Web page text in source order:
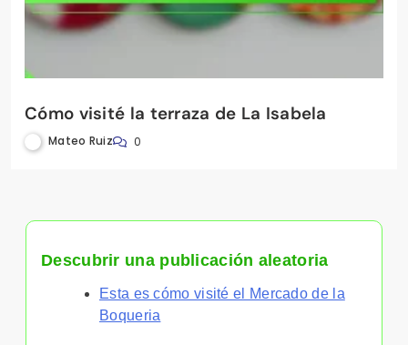
Cómo visité la terraza de La Isabela
Mateo Ruiz 0
Descubrir una publicación aleatoria
Esta es cómo visité el Mercado de la
Boqueria